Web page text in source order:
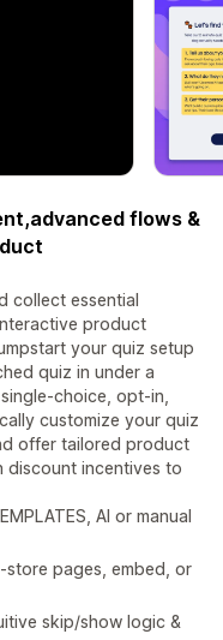
flows &
collect essential
product
your quiz setup
quiz in under a
choice, opt-in,
customize your quiz
offer tailored product
discount incentives to
AI or manual
store pages, embed, or
skip/show logic &